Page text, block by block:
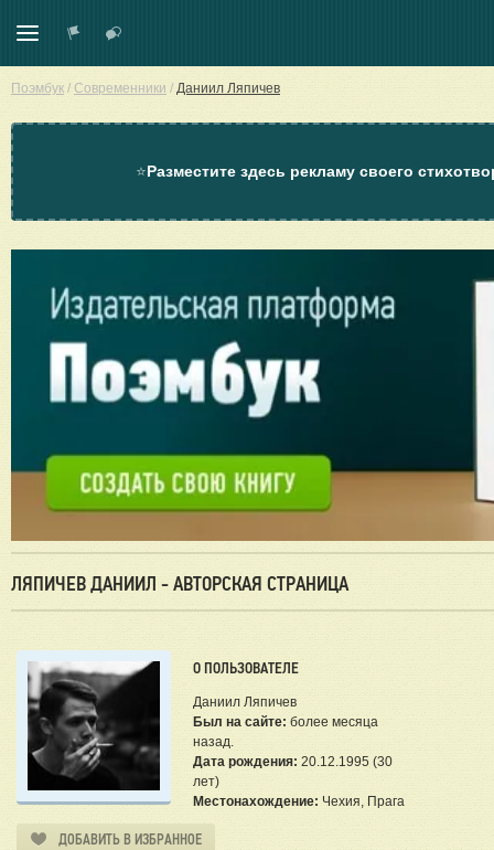
Поэмбук / Современники / Даниил Ляпичев
⭐Разместите здесь рекламу своего
ЛЯПИЧЕВ ДАНИИЛ - АВТОРСКАЯ СТРАНИЦА
О ПОЛЬЗОВАТЕЛЕ
Даниил Ляпичев
Был на сайте: более месяца
назад.
Дата рождения: 20.12.1995 (30
лет)
Местонахождение: Чехия, Прага
ДОБАВИТЬ В ИЗБРАННОЕ